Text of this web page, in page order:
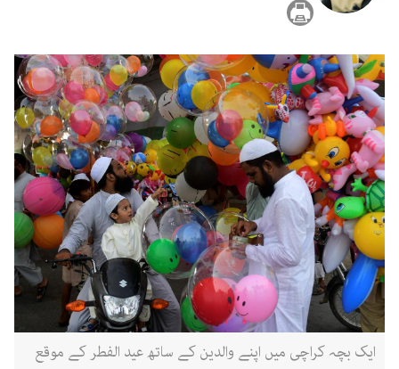
ایک بچہ کراچی میں اپنے والدین کے ساتھ عید الفطر کے موقع